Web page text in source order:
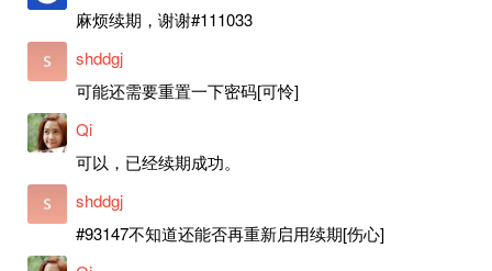
麻烦续期，谢谢#111033
shddgj
可能还需要重置一下密码[可怜]
Qi
可以，已经续期成功。
shddgj
#93147不知道还能否再重新启用续期[伤心]